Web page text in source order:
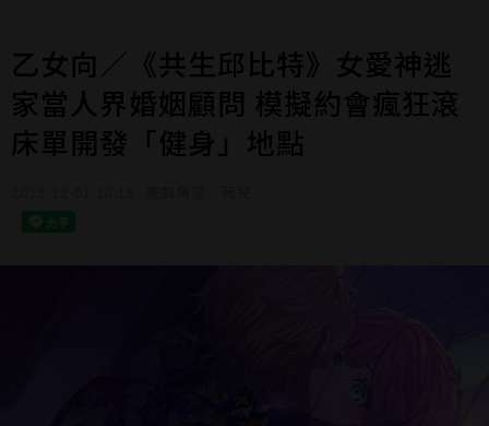
乙女向／《共生邱比特》女愛神逃
家當人界婚姻顧問 模擬約會瘋狂滾
床單開發「健身」地點